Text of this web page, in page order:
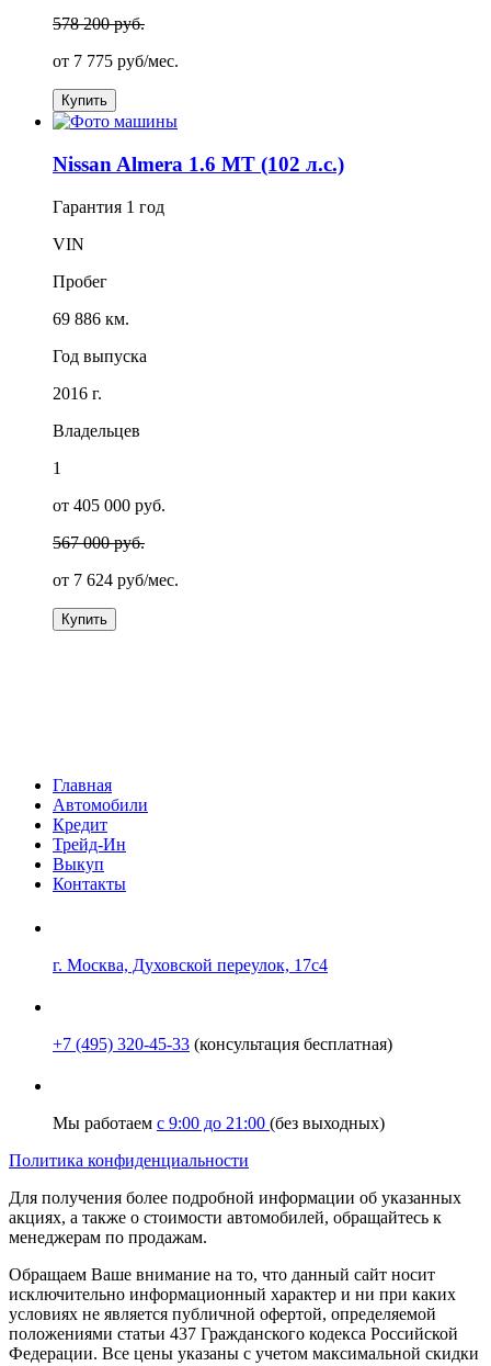
578 200 руб.
от 7 775 руб/мес.
Купить
Nissan Almera 1.6 MT (102 л.с.)
Гарантия 1 год
VIN
Пробег
69 886 км.
Год выпуска
2016 г.
Владельцев
1
от 405 000 руб.
567 000 руб.
от 7 624 руб/мес.
Купить
Главная
Автомобили
Кредит
Трейд-Ин
Выкуп
Контакты
г. Москва, Духовской переулок, 17с4
+7 (495) 320-45-33 (консультация бесплатная)
Мы работаем с 9:00 до 21:00 (без выходных)
Политика конфиденциальности
Для получения более подробной информации об указанных
акциях, а также о стоимости автомобилей, обращайтесь к
менеджерам по продажам.
Обращаем Ваше внимание на то, что данный сайт носит
исключительно информационный характер и ни при каких
условиях не является публичной офертой, определяемой
положениями статьи 437 Гражданского кодекса Российской
Федерации. Все цены указаны с учетом максимальной скидки